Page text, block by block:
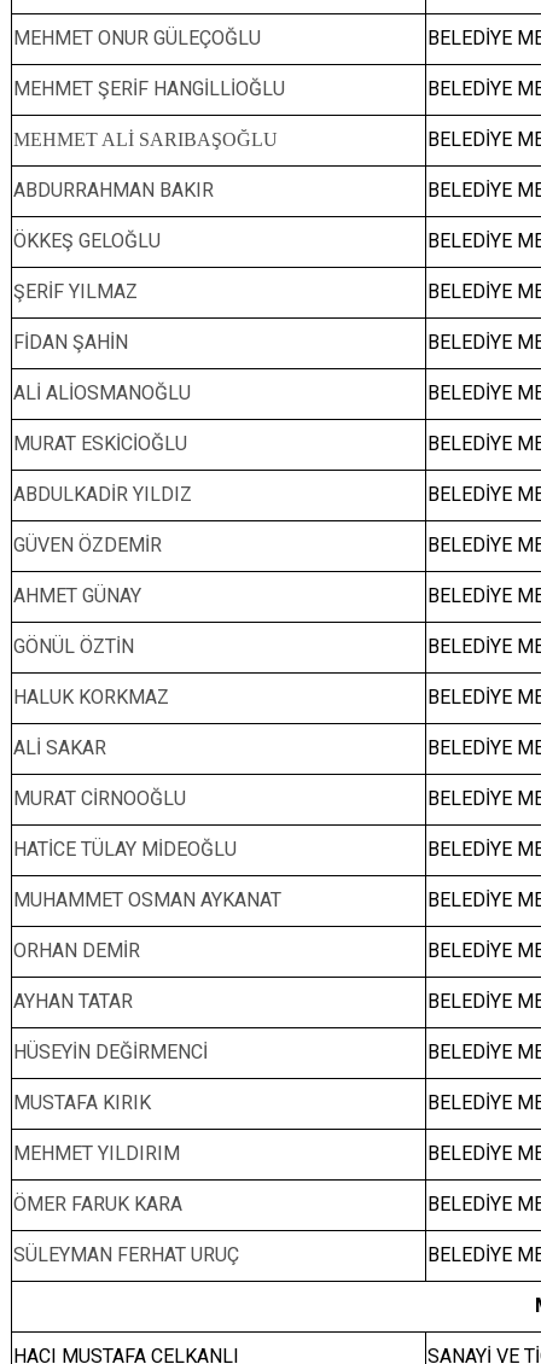
MEHMET ONUR GÜLEÇOĞLU BELEDİYE
MEHMET ŞERİF HANGİLLİOĞLU BELEDİYE
MEHMET ALİ SARIBAŞOĞLU BELEDİYE
ABDURRAHMAN BAKIR BELEDİYE
ÖKKEŞ GELOĞLU BELEDİYE
ŞERİF YILMAZ BELEDİYE
FİDAN ŞAHİN BELEDİYE
ALİ ALİOSMANOĞLU BELEDİYE
MURAT ESKİCİOĞLU BELEDİYE
ABDULKADİR YILDIZ BELEDİYE
GÜVEN ÖZDEMİR BELEDİYE
AHMET GÜNAY BELEDİYE
GÖNÜL ÖZTİN BELEDİYE
HALUK KORKMAZ BELEDİYE
ALİ SAKAR BELEDİYE
MURAT CİRNOOĞLU BELEDİYE
HATİCE TÜLAY MİDEOĞLU BELEDİYE
MUHAMMET OSMAN AYKANAT BELEDİYE
ORHAN DEMİR BELEDİYE
AYHAN TATAR BELEDİYE
HÜSEYİN DEĞİRMENCİ BELEDİYE
MUSTAFA KIRIK BELEDİYE
MEHMET YILDIRIM BELEDİYE
ÖMER FARUK KARA BELEDİYE
SÜLEYMAN FERHAT URUÇ BELEDİYE
HACI MUSTAFA CELKANLI SANAYİ VE